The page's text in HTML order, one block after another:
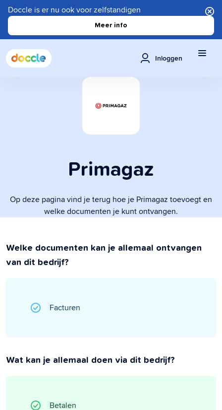
Doccle is er nu ook voor zelfstandigen
Meer info
Inloggen
Primagaz
Op deze pagina vind je terug hoe je Primagaz toevoegt en
welke documenten je kunt ontvangen.
Welke documenten kan je allemaal ontvangen
van dit bedrijf?
Facturen
Wat kan je allemaal doen via dit bedrijf?
Betalen